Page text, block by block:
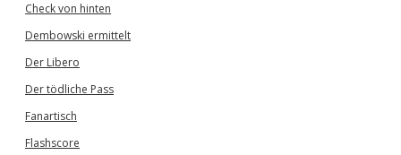
Check von hinten
Dembowski ermittelt
Der Libero
Der tödliche Pass
Fanartisch
Flashscore